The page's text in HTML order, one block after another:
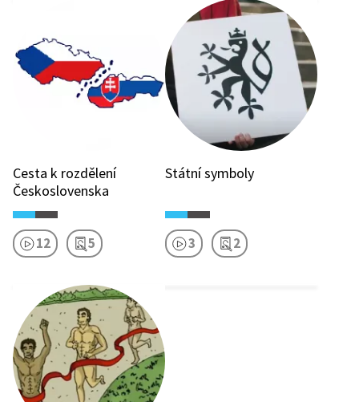
Cesta k rozdělení
Československa
12 5
Státní symboly
3 2